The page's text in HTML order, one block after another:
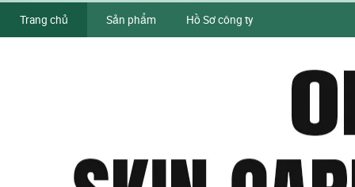
Trang chủ Sản phẩm Hồ Sơ công ty